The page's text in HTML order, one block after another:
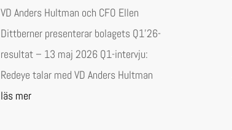
VD Anders Hultman och CFO Ellen
Dittberner presenterar bolagets Q1’26-
resultat – 13 maj 2026 Q1-intervju:
Redeye talar med VD Anders Hultman
läs mer